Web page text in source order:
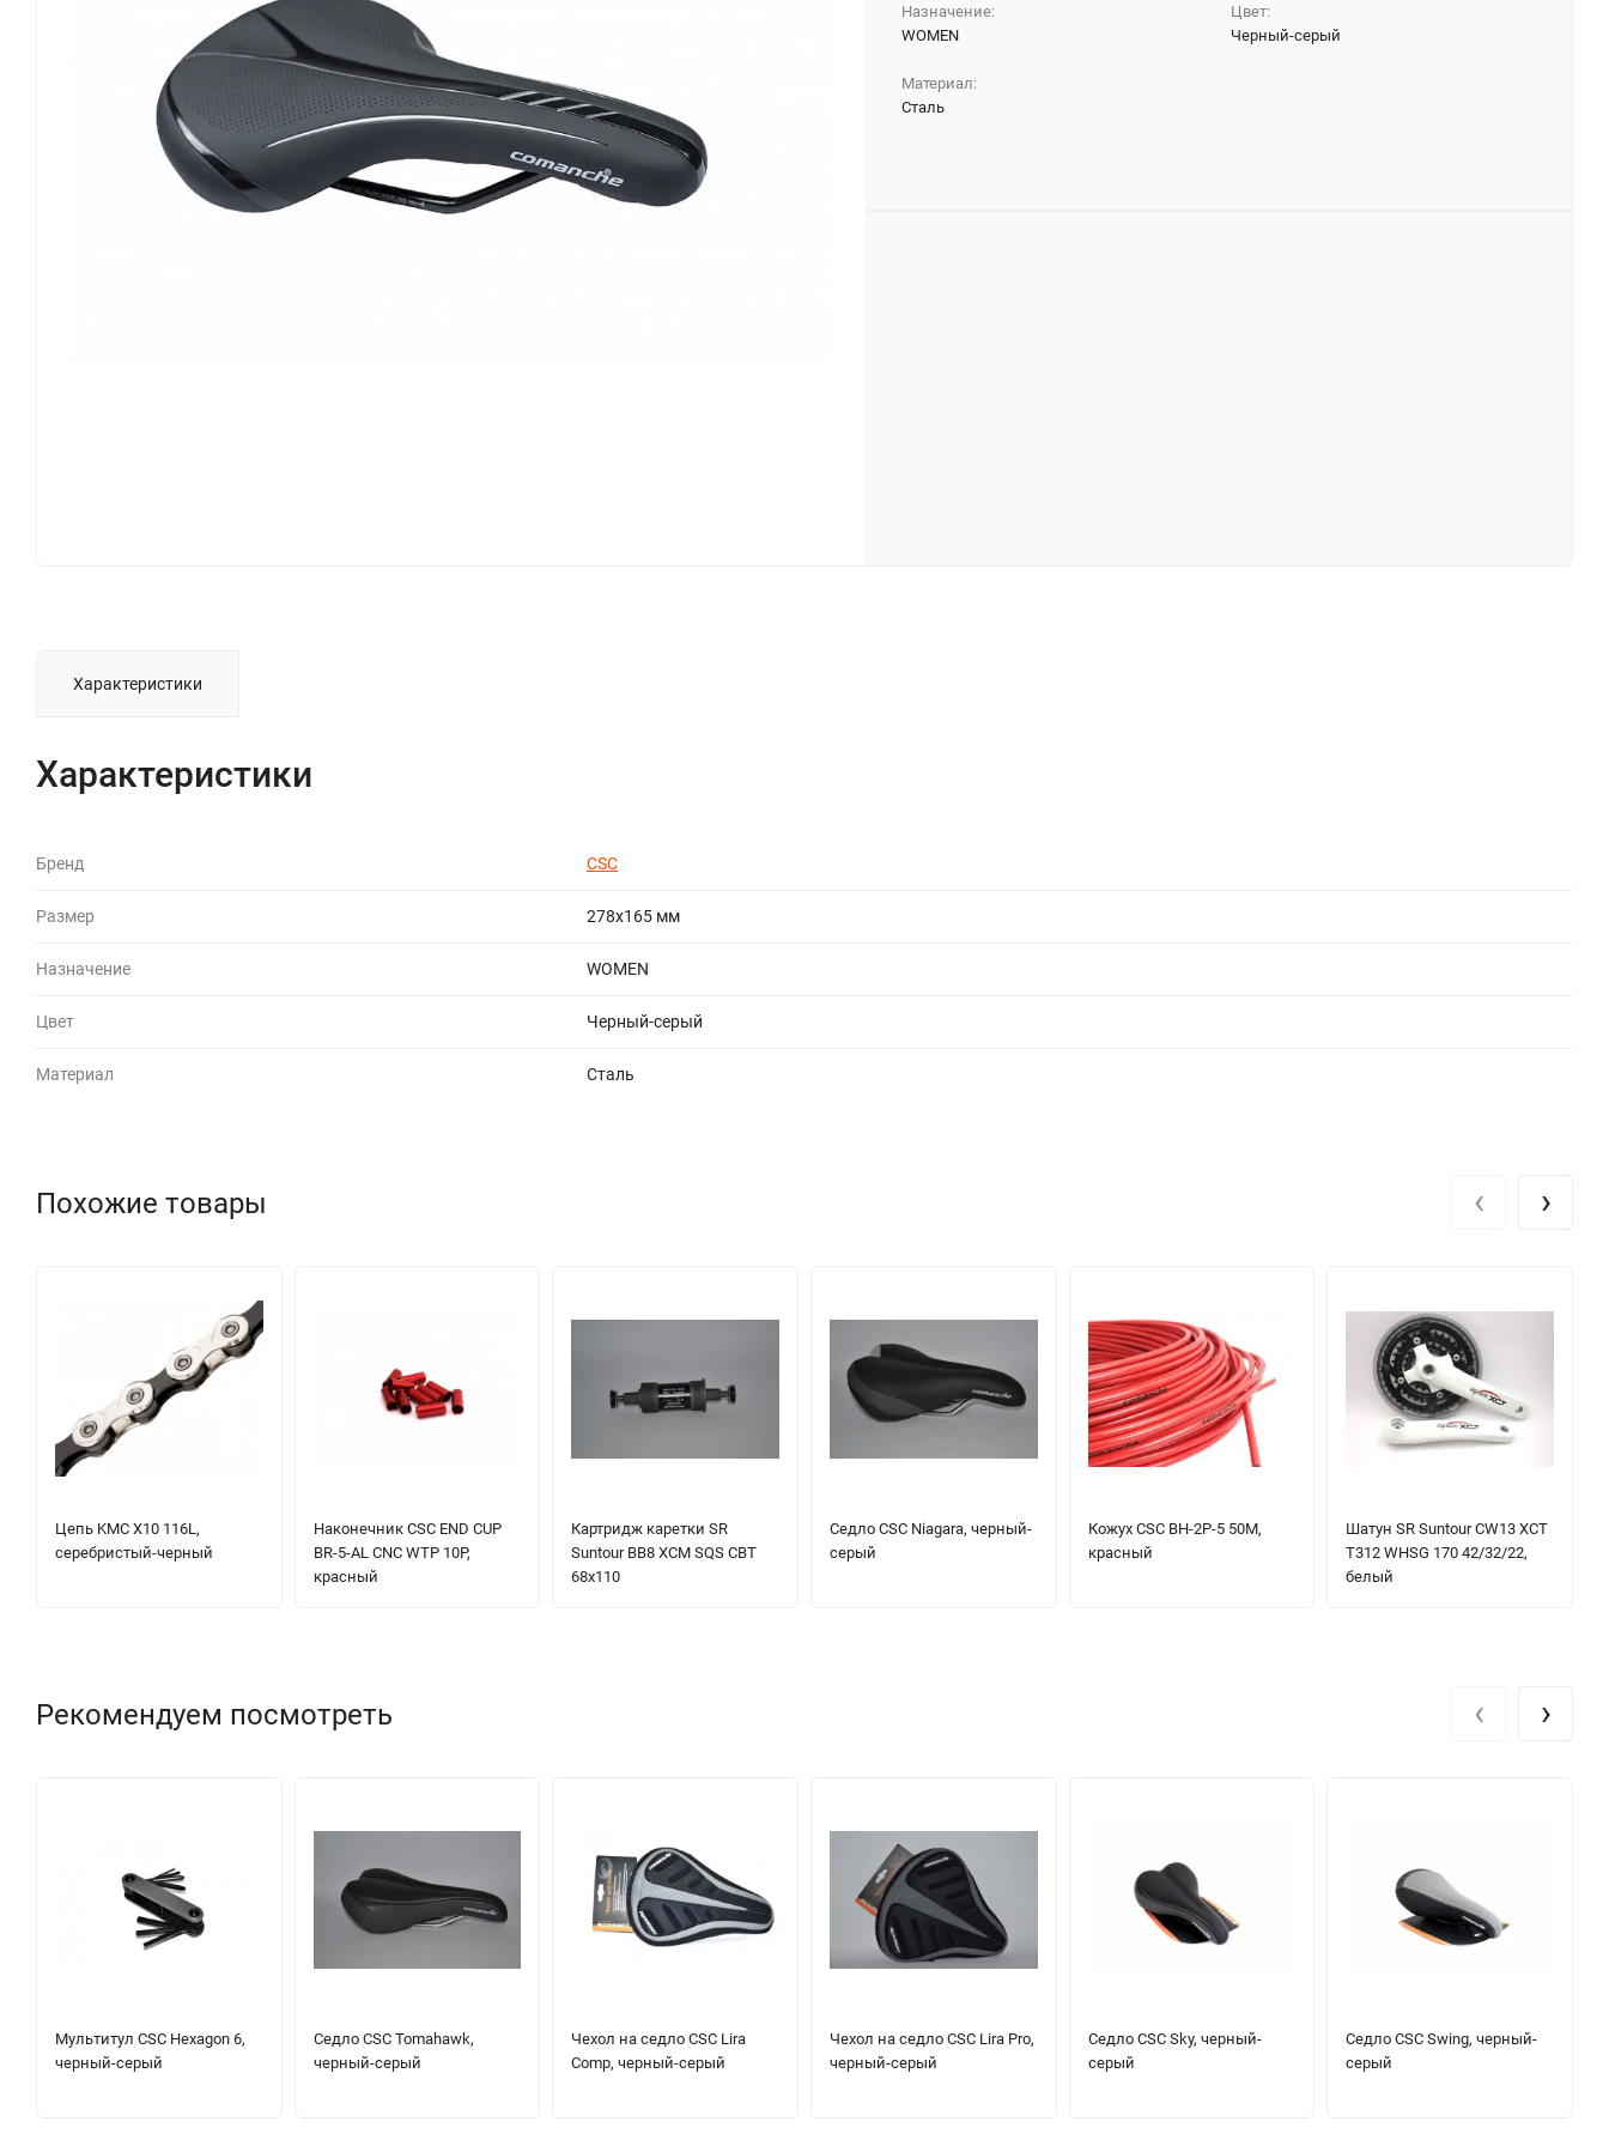
Назначение:
WOMEN
Цвет:
Черный-серый
Материал:
Сталь
Характеристики
Характеристики
Бренд CSC
Размер 278x165 мм
Назначение WOMEN
Цвет Черный-серый
Материал Сталь
Похожие товары
Цепь KMC X10 116L,
серебристый-черный
Наконечник CSC END CUP
BR-5-AL CNC WTP 10P,
красный
Картридж каретки SR
Suntour BB8 XCM SQS CBT
68x110
Седло CSC Niagara, черный-
серый
Кожух CSC BH-2P-5 50M,
красный
Шатун SR Suntour CW13 XCT
T312 WHSG 170 42/32/22,
белый
‹ ›
Рекомендуем посмотреть
Мультитул CSC Hexagon 6,
черный-серый
Седло CSC Tomahawk,
черный-серый
Чехол на седло CSC Lira
Comp, черный-серый
Чехол на седло CSC Lira Pro,
черный-серый
Седло CSC Sky, черный-
серый
Седло CSC Swing, черный-
серый
‹ ›